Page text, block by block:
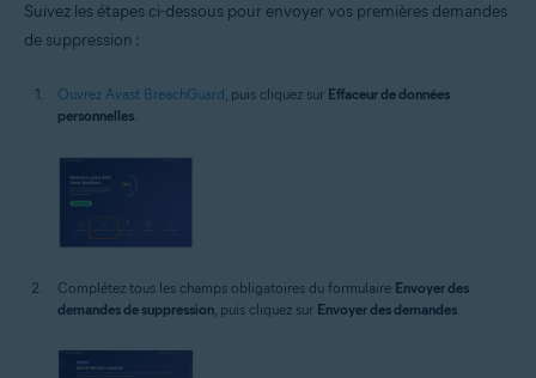
Suivez les étapes ci-dessous pour envoyer vos premières demandes
de suppression :
Ouvrez Avast BreachGuard, puis cliquez sur Effaceur de données
personnelles.
Complétez tous les champs obligatoires du formulaire Envoyer des
demandes de suppression , puis cliquez sur Envoyer des demandes